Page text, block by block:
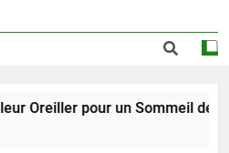
Oreiller pour un Sommeil de